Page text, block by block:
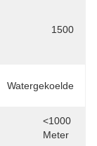
1500
Watergekoelde
<1000
Meter